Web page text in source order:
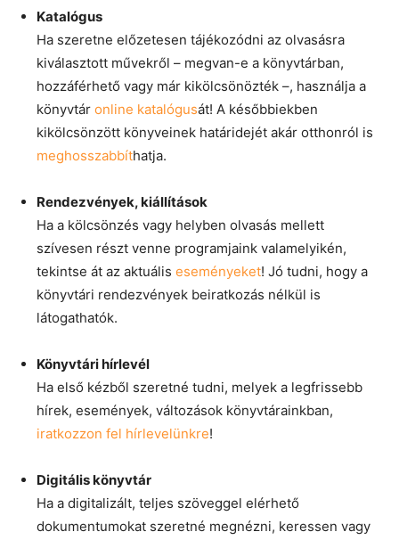
Katalógus
Ha szeretne előzetesen tájékozódni az olvasásra
kiválasztott művekről – megvan-e a könyvtárban,
hozzáférhető vagy már kikölcsönözték –, használja a
könyvtár online katalógusát! A későbbiekben
kikölcsönzött könyveinek határidejét akár otthonról is
meghosszabbíthatja.
Rendezvények, kiállítások
Ha a kölcsönzés vagy helyben olvasás mellett
szívesen részt venne programjaink valamelyikén,
tekintse át az aktuális eseményeket! Jó tudni, hogy a
könyvtári rendezvények beiratkozás nélkül is
látogathatók.
Könyvtári hírlevél
Ha első kézből szeretné tudni, melyek a legfrissebb
hírek, események, változások könyvtárainkban,
iratkozzon fel hírlevelünkre!
Digitális könyvtár
Ha a digitalizált, teljes szöveggel elérhető
dokumentumokat szeretné megnézni, keressen vagy